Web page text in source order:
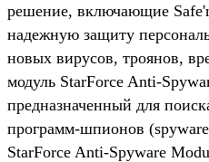
решение, включающие
надежную защиту
новых вирусов, троянов,
модуль StarForce Anti-
предназначенный для
программ-шпионов
StarForce Anti-Spyware